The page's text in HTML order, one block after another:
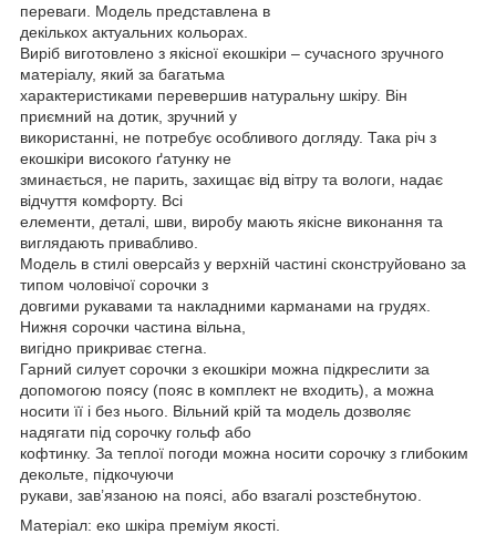
переваги. Модель представлена в
декількох актуальних кольорах.
Виріб виготовлено з якісної екошкіри – сучасного зручного
матеріалу, який за багатьма
характеристиками перевершив натуральну шкіру. Він
приємний на дотик, зручний у
використанні, не потребує особливого догляду. Така річ з
екошкіри високого ґатунку не
зминається, не парить, захищає від вітру та вологи, надає
відчуття комфорту. Всі
елементи, деталі, шви, виробу мають якісне виконання та
виглядають привабливо.
Модель в стилі оверсайз у верхній частині сконструйовано за
типом чоловічої сорочки з
довгими рукавами та накладними карманами на грудях.
Нижня сорочки частина вільна,
вигідно прикриває стегна.
Гарний силует сорочки з екошкіри можна підкреслити за
допомогою поясу (пояс в комплект не входить), а можна
носити її і без нього. Вільний крій та модель дозволяє
надягати під сорочку гольф або
кофтинку. За теплої погоди можна носити сорочку з глибоким
декольте, підкочуючи
рукави, зав’язаною на поясі, або взагалі розстебнутою.
Матеріал: еко шкіра преміум якості.